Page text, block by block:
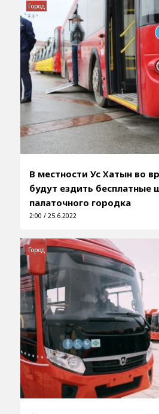
В местности Ус Хатын во
будут ездить бесплатные
палаточного городка
2:00 / 25.6.2022
Город
Город